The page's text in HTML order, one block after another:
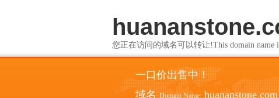
您正在访问的域名可以转让!This domain name
一口价出售中！
域名 Domain Name: huananstone.com